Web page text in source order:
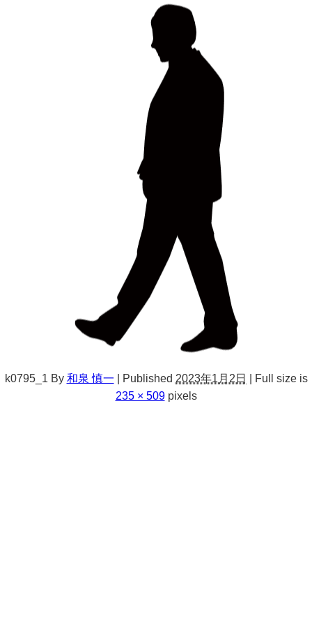
k0795_1 By 和泉 慎一 Published 2023年1月2日
Full size is
235 × 509pixels